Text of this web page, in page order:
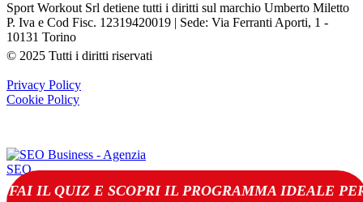
Sport Workout Srl detiene tutti i diritti sul marchio Umberto Miletto
P. Iva e Cod Fisc. 12319420019 | Sede: Via Ferranti Aporti, 1 -
10131 Torino
© 2025 Tutti i diritti riservati
Privacy Policy
Cookie Policy
(0)
FAI IL QUIZ E SCOPRI IL PROGRAMMA IDEALE